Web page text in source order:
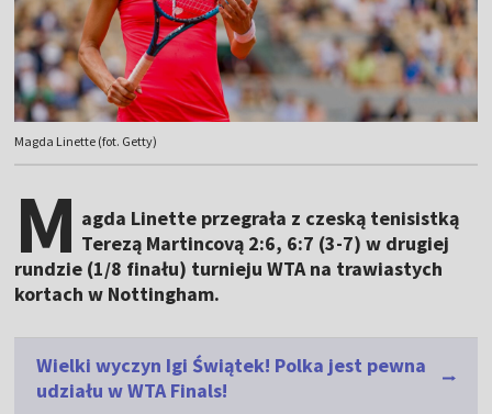
Magda Linette (fot. Getty)
M agda Linette przegrała z czeską tenisistką
Terezą Martincovą 2:6, 6:7 (3-7) w drugiej
rundzie (1/8 finału) turnieju WTA na trawiastych
kortach w Nottingham.
Wielki wyczyn Igi Świątek! Polka jest pewna
udziału w WTA Finals!